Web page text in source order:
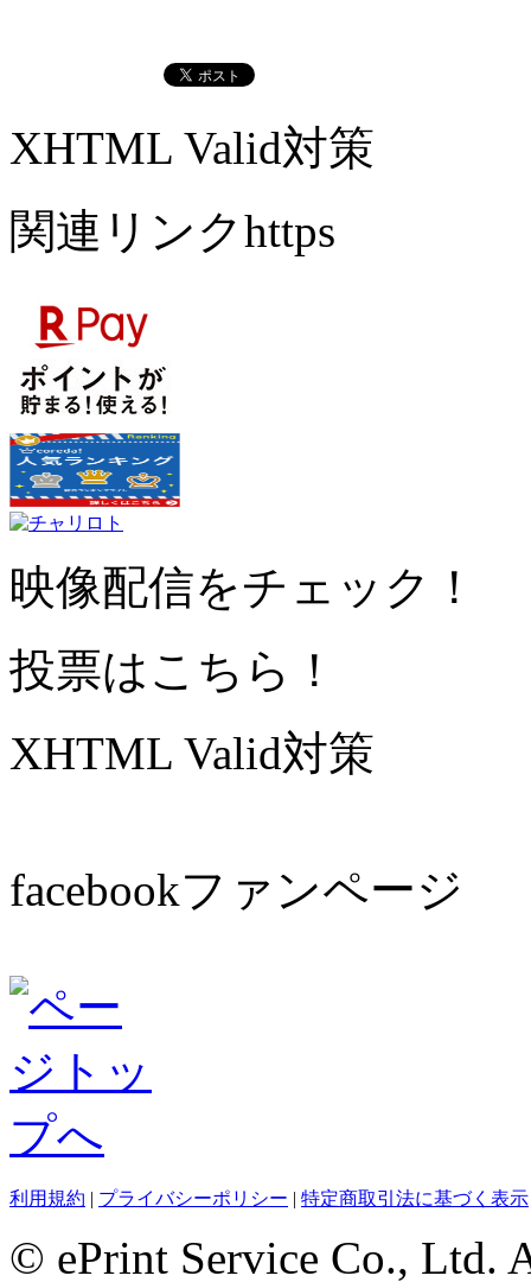
XHTML Valid対策
関連リンクhttps
映像配信をチェック！
投票はこちら！
XHTML Valid対策
facebookファンページ
利用規約 | プライバシーポリシー | 特定商取引法に基づく表示
© ePrint Service Co., Ltd.